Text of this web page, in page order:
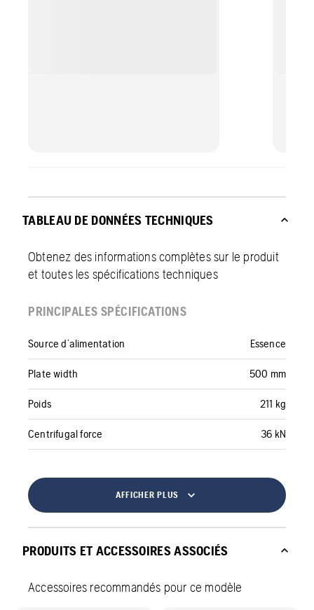
TABLEAU DE DONNÉES TECHNIQUES
Obtenez des informations complètes sur le produit
et toutes les spécifications techniques
PRINCIPALES SPÉCIFICATIONS
Source d’alimentation Essence
Plate width 500 mm
Poids 211 kg
Centrifugal force 36 kN
AFFICHER PLUS
PRODUITS ET ACCESSOIRES ASSOCIÉS
Accessoires recommandés pour ce modèle